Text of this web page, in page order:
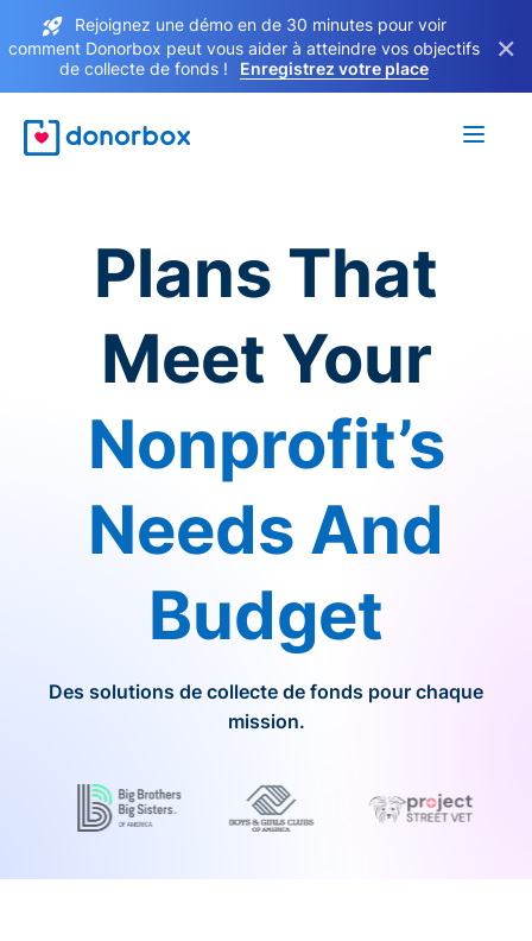
Rejoignez une démo en de 30 minutes pour voir
comment Donorbox peut vous aider à atteindre vos objectifs
de collecte de fonds !
Enregistrez votre place
×
Plans That
Meet Your
Nonprofit’s
Needs And
Budget
Des solutions de collecte de fonds pour chaque
mission.